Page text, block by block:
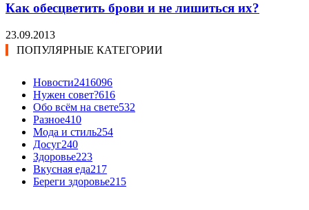
Как обесцветить брови и не лишиться их?
23.09.2013
ПОПУЛЯРНЫЕ КАТЕГОРИИ
Новости2416096
Нужен совет?616
Обо всём на свете532
Разное410
Мода и стиль254
Досуг240
Здоровье223
Вкусная еда217
Береги здоровье215